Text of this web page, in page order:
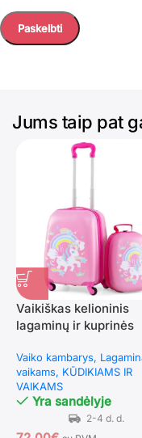
Jums taip pat
Vaikiškas kelioninis
lagaminų ir kuprinės
(Rožinė)
Vaiko kambarys
vaikams KŪDIKIAMS IR
VAIKAMS
Yra sandėlyje